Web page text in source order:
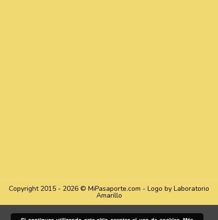
Copyright 2015 - 2026 © MiPasaporte.com - Logo by Laboratorio
Amarillo